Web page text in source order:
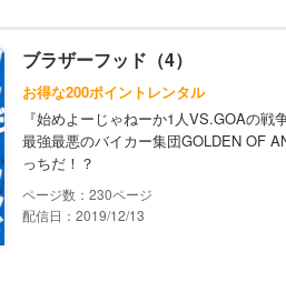
ブラザーフッド（4）
お得な200ポイントレンタル
『始めよーじゃねーか1人VS.GOAの戦
最強最悪のバイカー集団GOLDEN OF
っちだ！？
230
配信日：2019/12/13